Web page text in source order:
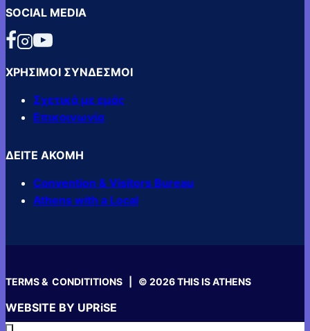
SOCIAL MEDIA
ΧΡΗΣΙΜΟΙ ΣΥΝΔΕΣΜΟΙ
Σχετικά με εμάς
Επικοινωνία
ΔΕΙΤΕ ΑΚΟΜΗ
Convention & Visitors Bureau
Athens with a Local
TERMS & CONDITITIONS | © 2026 THIS IS ATHENS
WEBSITE BY UPRiSE